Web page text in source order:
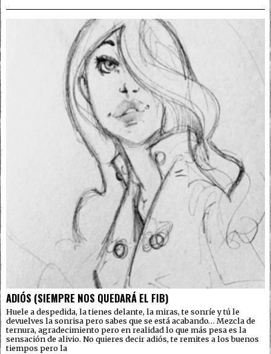
ADIÓS (SIEMPRE NOS QUEDARÁ EL FIB)
Huele a despedida, la tienes delante, la miras, te sonríe y tú le
devuelves la sonrisa pero sabes que se está acabando… Mezcla de
ternura, agradecimiento pero en realidad lo que más pesa es la
sensación de alivio. No quieres decir adiós, te remites a los buenos
tiempos pero la